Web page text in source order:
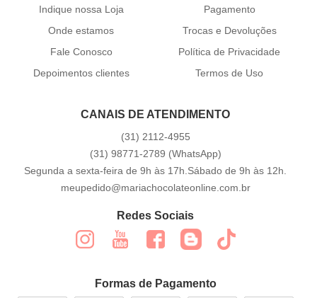
Indique nossa Loja
Onde estamos
Fale Conosco
Depoimentos clientes
Pagamento
Trocas e Devoluções
Política de Privacidade
Termos de Uso
CANAIS DE ATENDIMENTO
(31) 2112-4955
(31) 98771-2789 (WhatsApp)
Segunda a sexta-feira de 9h às 17h.Sábado de 9h às 12h.
meupedido@mariachocolateonline.com.br
Redes Sociais
Formas de Pagamento